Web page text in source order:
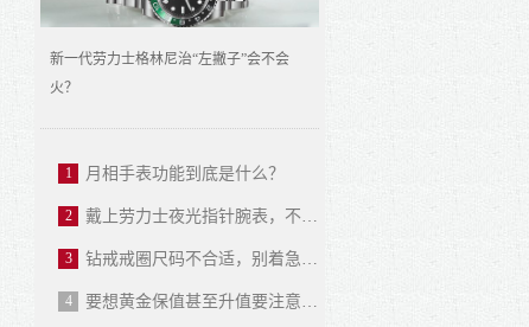
新一代劳力士格林尼治“左撇子”会不会
火？
1 月相手表功能到底是什么？
2 戴上劳力士夜光指针腕表，不惧黑夜！
3 钻戒戒圈尺码不合适，别着急这么办！
4 要想黄金保值甚至升值要注意什么？